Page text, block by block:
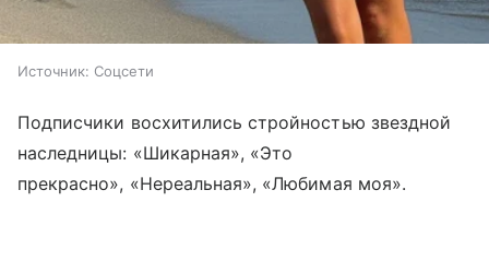
Источник: Соцсети
Подписчики восхитились стройностью звездной
наследницы: «Шикарная», «Это
прекрасно», «Нереальная», «Любимая моя».